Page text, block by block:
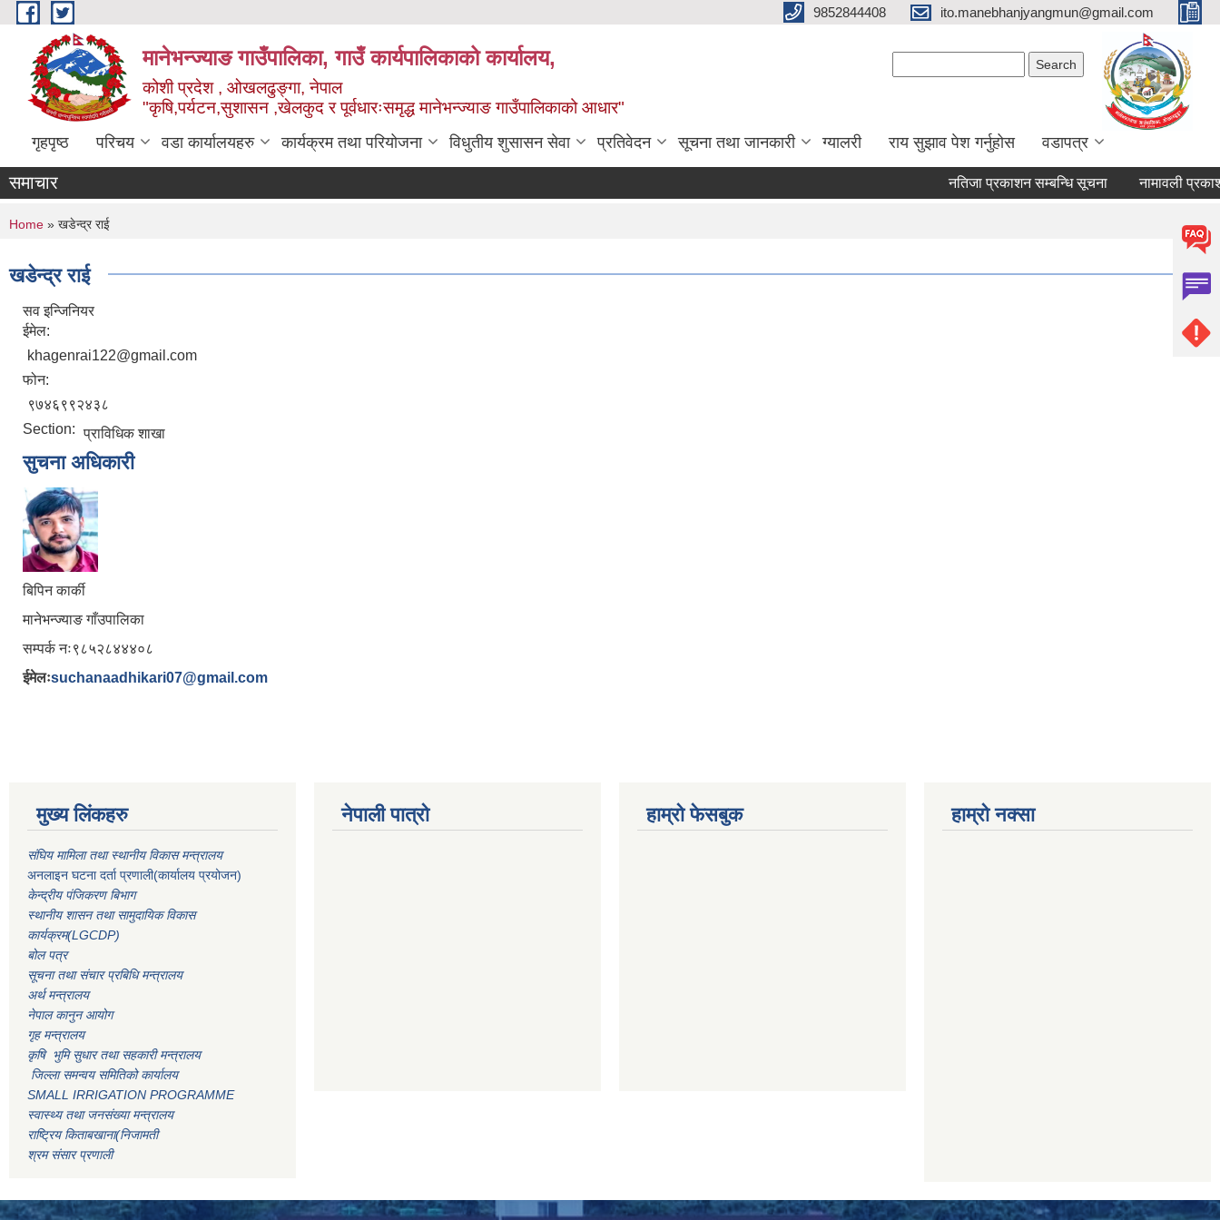
Skip to main content 9852844408 ito.manebhanjyangmun@gmail.com
मानेभन्ज्याङ गाउँपालिका, गाउँ कार्यपालिकाको कार्यालय,
कोशी प्रदेश , ओखलढुङ्गा, नेपाल
"कृषि,पर्यटन,सुशासन ,खेलकुद र पूर्वधारःसमृद्ध मानेभन्ज्याङ गाउँपालिकाको आधार"
गृहपृष्ठ परिचय वडा कार्यालयहरु कार्यक्रम तथा परियोजना विधुतीय शुसासन सेवा प्रतिवेदन सूचना तथा जानकारी ग्यालरी राय सुझाव पेश गर्नुहोस वडापत्र
समाचार नतिजा प्रकाशन सम्बन्धि सूचना नामावली प्रकाशन
You are here
Home » खडेन्द्र राई
खडेन्द्र राई
सव इन्जिनियर
ईमेल:
khagenrai122@gmail.com
फोन:
९७४६९९२४३८
Section: प्राविधिक शाखा
सुचना अधिकारी
बिपिन कार्की
मानेभन्ज्याङ गाँउपालिका
सम्पर्क नः९८५२८४४४०८
ईमेलःsuchanaadhikari07@gmail.com
मुख्य लिंकहरु
संघिय मामिला तथा स्थानीय विकास मन्त्रालय
अनलाइन घटना दर्ता प्रणाली(कार्यालय प्रयोजन)
केन्द्रीय पंजिकरण बिभाग
स्थानीय शासन तथा सामुदायिक विकास
कार्यक्रम(LGCDP)
बोल पत्र
सूचना तथा संचार प्रबिधि मन्त्रालय
अर्थ मन्त्रालय
नेपाल कानुन आयोग
गृह मन्त्रालय
कृषि भुमि सुधार तथा सहकारी मन्त्रालय
जिल्ला समन्वय समितिको कार्यालय
SMALL IRRIGATION PROGRAMME
स्वास्थ्य तथा जनसंख्या मन्त्रालय
राष्ट्रिय किताबखाना(निजामती
श्रम संसार प्रणाली
नेपाली पात्रो हाम्रो फेसबुक हाम्रो नक्सा